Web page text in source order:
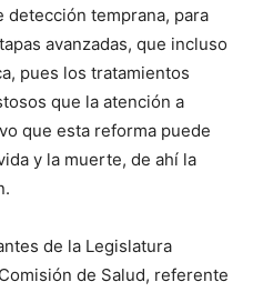
detección temprana, para
avanzadas, que incluso
pues los tratamientos
que la atención a
que esta reforma puede
y la muerte, de ahí la
de la Legislatura
de Salud, referente